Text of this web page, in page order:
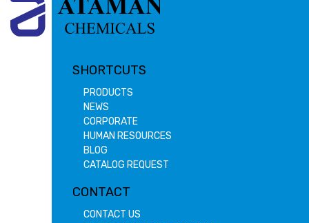
SHORTCUTS
PRODUCTS
NEWS
CORPORATE
HUMAN RESOURCES
BLOG
CATALOG REQUEST
CONTACT
CONTACT US